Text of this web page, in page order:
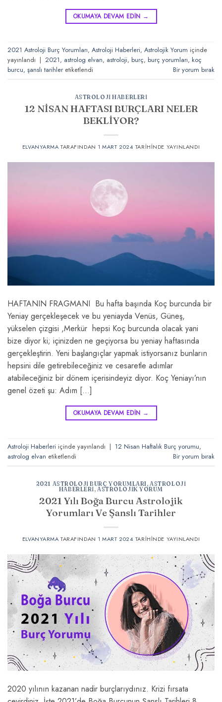
OKUMAYA DEVAM EDIN →
2021 Astroloji Burç Yorumları, Astroloji Haberleri, Astrolojik Yorum içinde
yayınlandı | 2021, astrolog elvan, astroloji, burç, burç yorumları, koç
burcu, şanslı tarihler etiketlendi Bir yorum bırak
ASTROLOJI HABERLERI
12 NİSAN HAFTASI BURÇLARI NELER
BEKLİYOR?
ELVANYARMA TARAFINDAN 1 MART 2024 TARIHINDE YAYINLANDI
HAFTANIN FRAGMANI Bu hafta başında Koç burcunda bir
Yeniay gerçekleşecek ve bu yeniayda Venüs, Güneş,
yükselen çizgisi ,Merkür hepsi Koç burcunda olacak yani
bize diyor ki; içinizden ne geçiyorsa bu yeniay haftasında
gerçekleştirin. Yeni başlangıçlar yapmak istiyorsanız bunların
hepsini dile getirebileceğiniz ve cesaretle adımlar
atabileceğiniz bir dönem içerisindeyiz diyor. Koç Yeniayı’nın
genel özeti şu: Adım […]
OKUMAYA DEVAM EDIN →
Astroloji Haberleri içinde yayınlandı | 12 Nisan Haftalık Burç yorumu,
astrolog elvan etiketlendi Bir yorum bırak
2021 ASTROLOJI BURÇ YORUMLARI, ASTROLOJI
HABERLERI, ASTROLOJIK YORUM
2021 Yılı Boğa Burcu Astrolojik
Yorumları Ve Şanslı Tarihler
ELVANYARMA TARAFINDAN 1 MART 2024 TARIHINDE YAYINLANDI
2020 yılının kazanan nadir burçlarıydınız. Krizi fırsata